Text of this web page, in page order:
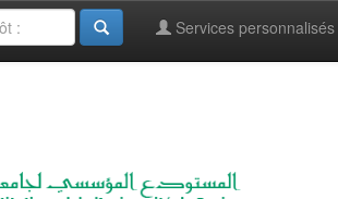
Services personnalisés